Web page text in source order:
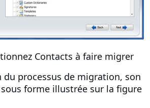
Contacts à faire migrer
du processus de migration, son
forme illustrée sur la figure